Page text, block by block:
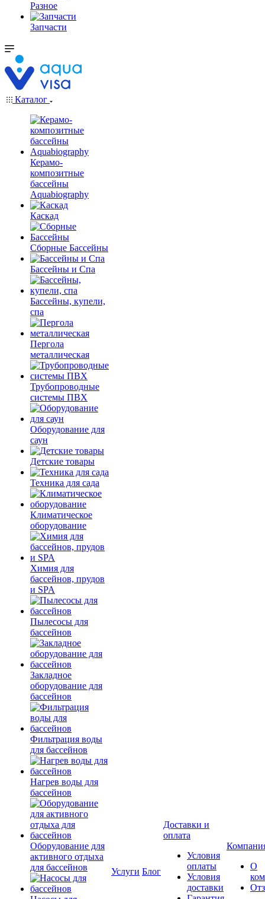
Разное
Запчасти
Каталог
Керамо-
композитные
бассейны
Aquabiography
Каскад
Сборные Бассейны
Бассейны и Спа
Бассейны, купели,
спа
Пергола
металлическая
Трубопроводные
системы ПВХ
Оборудование для
саун
Детские товары
Техника для сада
Климатическое
оборудование
Химия для
бассейнов, прудов
и SPA
Пылесосы для
бассейнов
Закладное
оборудование для
бассейнов
Фильтрация воды
для бассейнов
Нагрев воды для
бассейнов
Оборудование для
активного отдыха
для бассейнов
Услуги Блог
Доставки и
оплата
Условия
оплаты
Условия
доставки
О